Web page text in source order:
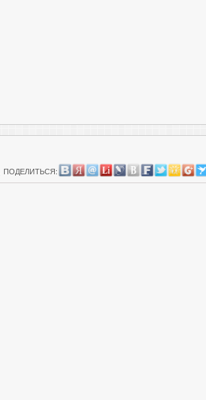
ПОДЕЛИТЬСЯ: